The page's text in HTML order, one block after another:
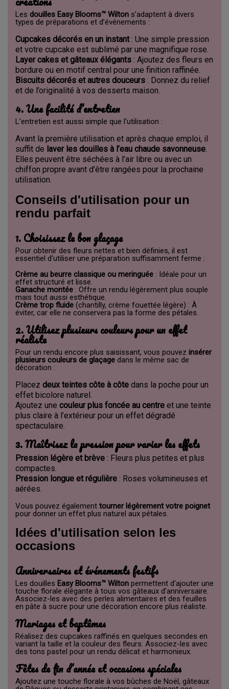
Les douilles Easy Blooms™ Wilton s’adaptent à divers
types de préparations et d’événements :
Cupcakes décorés en un instant: Une simple pression
et votre cupcake est sublimé par une magnifique rose.
Layer cakes et gâteaux élégants : Ajoutez des fleurs en
bordure ou en motif central pour une finition raffinée.
Biscuits décorés et autres douceurs : Donnez du relief
et de l’originalité à vos desserts maison.
4. Une facilité d’entretien
L’entretien est aussi simple que l’utilisation :
Avant la première utilisation et après chaque emploi, il
suffit de laver les douilles à l’eau chaude savonneuse.
Elles peuvent être séchées à l’air libre ou avec un
chiffon propre avant d’être rangées pour la prochaine
utilisation.
Conseils d'utilisation pour un
rendu parfait
1. Choisissez le bon glaçage
Pour obtenir des fleurs nettes et bien définies, il est
essentiel d'utiliser une préparation suffisamment ferme :
Crème au beurre classique ou meringuée : Idéale pour un
effet structuré et lisse.
Ganache montée : Offre un rendu légèrement plus souple
mais tout aussi esthétique.
Crème trop fluide (chantilly, crème fouettée légère) : À
éviter, car elle ne conservera pas la forme des pétales.
2. Utilisez plusieurs couleurs pour un effet
réaliste
Pour un rendu encore plus saisissant, vous pouvez insérer
plusieurs couleurs de glaçage dans le même sac de
décoration :
Placez deux teintes côte à côte dans la poche pour un
effet bicolore naturel.
Ajoutez une couleur plus foncée au centre et une teinte
plus claire à l’extérieur pour un effet dégradé
spectaculaire.
3. Maîtrisez la pression pour varier les effets
Pression légère et brève : Fleurs plus petites et plus
compactes.
Pression longue et régulière : Roses volumineuses et
aérées.
Vous pouvez également tourner légèrement votre poignet
pour donner un effet plus naturel aux pétales.
Idées d'utilisation selon les
occasions
Anniversaires et événements festifs
Les douilles Easy Blooms™ Wilton permettent d'ajouter une
touche florale élégante à tous vos gâteaux d’anniversaire.
Associez-les avec des perles alimentaires et des feuilles
en pâte à sucre pour une décoration encore plus réaliste.
Mariages et baptêmes
Réalisez des cupcakes raffinés en quelques secondes en
variant la taille et la couleur des fleurs. Associez-les avec
des tons pastel pour un rendu délicat et harmonieux.
Fêtes de fin d’année et occasions spéciales
Ajoutez une touche florale à vos bûches de Noël, gâteaux